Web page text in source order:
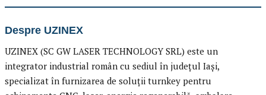
Despre UZINEX
UZINEX (SC GW LASER TECHNOLOGY SRL) este un
integrator industrial român cu sediul în județul Iași,
specializat în furnizarea de soluții turnkey pentru